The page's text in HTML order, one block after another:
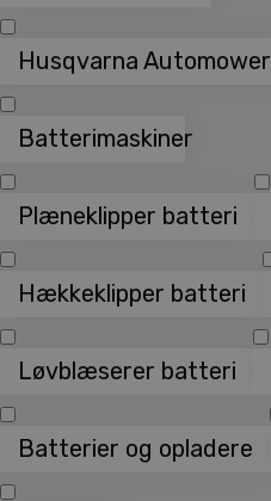
Husqvarna Automower
Batterimaskiner
Plæneklipper batteri
Hækkeklipper batteri
Løvblæserer batteri
Batterier og opladere